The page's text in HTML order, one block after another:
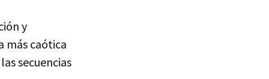
y
más caótica
secuencias